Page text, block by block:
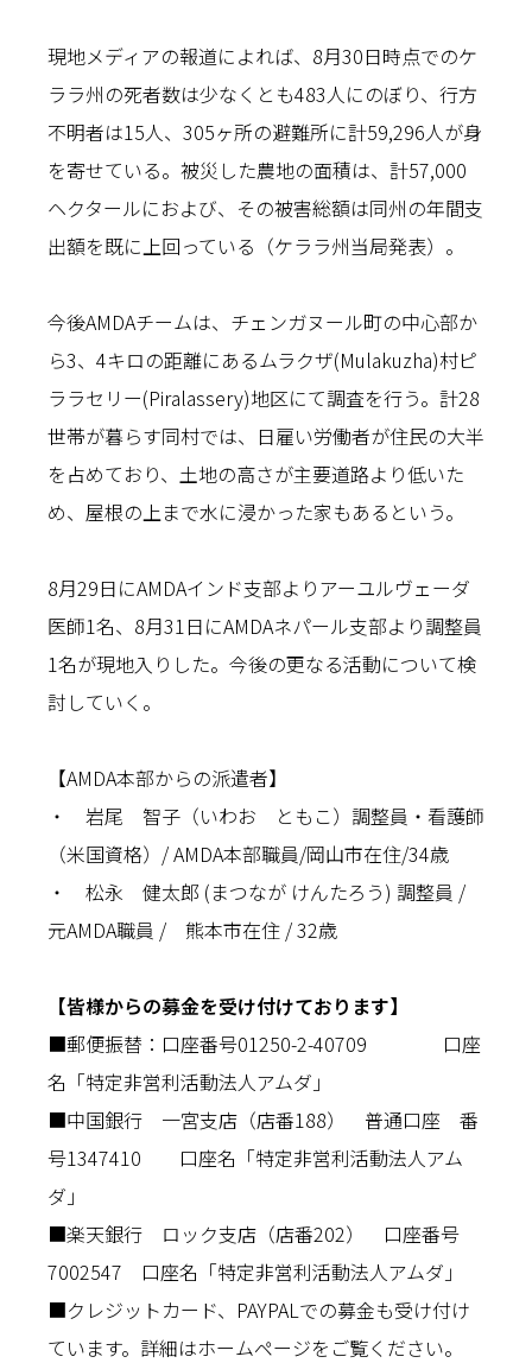
現地メディアの報道によれば、8月30日時点でのケ
ララ州の死者数は少なくとも483人にのぼり、行方
不明者は15人、305ヶ所の避難所に計59,296人が身
を寄せている。被災した農地の面積は、計57,000
ヘクタールにおよび、その被害総額は同州の年間支
出額を既に上回っている（ケララ州当局発表）。
今後AMDAチームは、チェンガヌール町の中心部か
ら3、4キロの距離にあるムラクザ(Mulakuzha)村ピ
ララセリー(Piralassery)地区にて調査を行う。計28
世帯が暮らす同村では、日雇い労働者が住民の大半
を占めており、土地の高さが主要道路より低いた
め、屋根の上まで水に浸かった家もあるという。
8月29日にAMDAインド支部よりアーユルヴェーダ
医師1名、8月31日にAMDAネパール支部より調整員
1名が現地入りした。今後の更なる活動について検
討していく。
【AMDA本部からの派遣者】
・ 岩尾 智子（いわお ともこ）調整員・看護師
（米国資格）/ AMDA本部職員/岡山市在住/34歳
・ 松永 健太郎 (まつなが けんたろう) 調整員 /
元AMDA職員 / 熊本市在住 / 32歳
【皆様からの募金を受け付けております】
■郵便振替：口座番号01250-2-40709 口座
名「特定非営利活動法人アムダ」
■中国銀行 一宮支店（店番188） 普通口座 番
号1347410 口座名「特定非営利活動法人アム
ダ」
■楽天銀行 ロック支店（店番202） 口座番号
7002547 口座名「特定非営利活動法人アムダ」
■クレジットカード、PAYPALでの募金も受け付け
ています。詳細はホームページをご覧ください。